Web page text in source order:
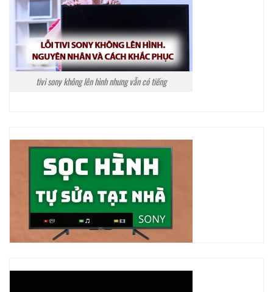
tivi sony không lên hình nhưng vẫn có tiếng